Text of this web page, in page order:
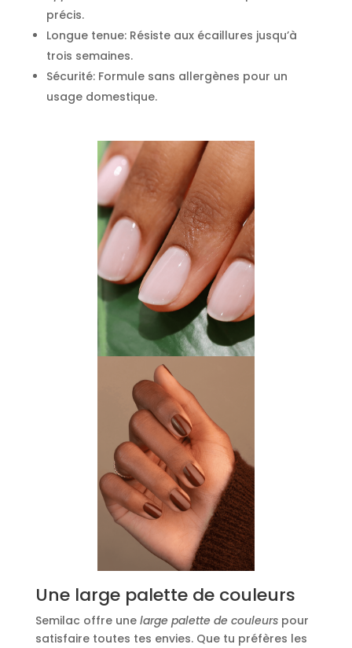
précis.
Longue tenue: Résiste aux écaillures jusqu’à
trois semaines.
Sécurité: Formule sans allergènes pour un
usage domestique.
Une large palette de couleurs
Semilac offre une large palette de couleurspour
satisfaire toutes tes envies. Que tu préfères les